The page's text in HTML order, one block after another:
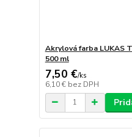
Akrylová farba LUKAS
500 ml
7,50 €/ks
6,10 € bez DPH